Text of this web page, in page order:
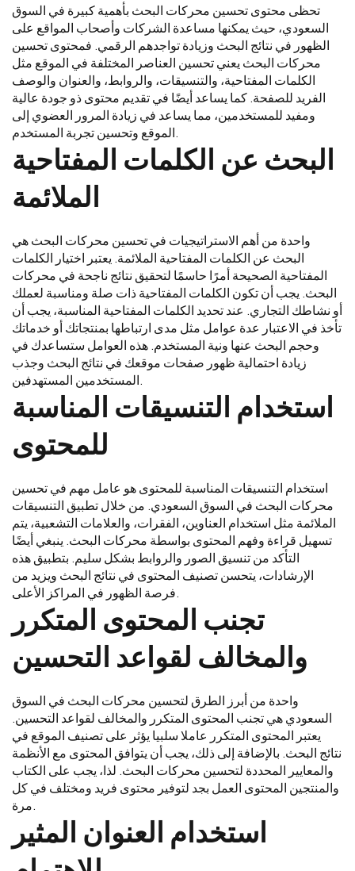
تحظى محتوى تحسين محركات البحث بأهمية كبيرة في السوق
السعودي، حيث يمكنها مساعدة الشركات وأصحاب المواقع على
الظهور في نتائج البحث وزيادة تواجدهم الرقمي. فمحتوى تحسين
محركات البحث يعني تحسين العناصر المختلفة في الموقع مثل
الكلمات المفتاحية، والتنسيقات، والروابط، والعنوان والوصف
الفريد للصفحة. كما يساعد أيضًا في تقديم محتوى ذو جودة عالية
ومفيد للمستخدمين، مما يساعد في زيادة المرور العضوي إلى
الموقع وتحسين تجربة المستخدم.
البحث عن الكلمات المفتاحية
الملائمة
واحدة من أهم الاستراتيجيات في تحسين محركات البحث هي
البحث عن الكلمات المفتاحية الملائمة. يعتبر اختيار الكلمات
المفتاحية الصحيحة أمرًا حاسمًا لتحقيق نتائج ناجحة في محركات
البحث. يجب أن تكون الكلمات المفتاحية ذات صلة ومناسبة لعملك
أو نشاطك التجاري. عند تحديد الكلمات المفتاحية المناسبة، يجب أن
تأخذ في الاعتبار عدة عوامل مثل مدى ارتباطها بمنتجاتك أو خدماتك
وحجم البحث عنها ونية المستخدم. هذه العوامل ستساعدك في
زيادة احتمالية ظهور صفحات موقعك في نتائج البحث وجذب
المستخدمين المستهدفين.
استخدام التنسيقات المناسبة
للمحتوى
استخدام التنسيقات المناسبة للمحتوى هو عامل مهم في تحسين
محركات البحث في السوق السعودي. من خلال تطبيق التنسيقات
الملائمة مثل استخدام العناوين، الفقرات، والعلامات التشعبية، يتم
تسهيل قراءة وفهم المحتوى بواسطة محركات البحث. ينبغي أيضًا
التأكد من تنسيق الصور والروابط بشكل سليم. بتطبيق هذه
الإرشادات، يتحسن تصنيف المحتوى في نتائج البحث ويزيد من
فرصة الظهور في المراكز الأعلى.
تجنب المحتوى المتكرر
والمخالف لقواعد التحسين
واحدة من أبرز الطرق لتحسين محركات البحث في السوق
السعودي هي تجنب المحتوى المتكرر والمخالف لقواعد التحسين.
يعتبر المحتوى المتكرر عاملا سلبيا يؤثر على تصنيف الموقع في
نتائج البحث. بالإضافة إلى ذلك، يجب أن يتوافق المحتوى مع الأنظمة
والمعايير المحددة لتحسين محركات البحث. لذا، يجب على الكتاب
والمنتجين المحتوى العمل بجد لتوفير محتوى فريد ومختلف في كل
مرة.
استخدام العنوان المثير